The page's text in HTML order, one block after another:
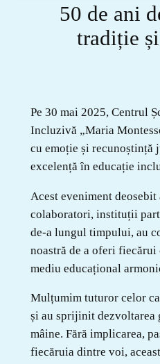
50 de ani
tradiție
Pe 30 mai 2025, Centrul
Incluzivă „Maria
cu emoție și recunoștință
excelență în educație
Acest eveniment
colaboratori, instituții
de-a lungul timpului, au
noastră de a oferi fiecărui
mediu educațional
Mulțumim tuturor celor
și au sprijinit dezvoltarea
mâine. Fără implicarea,
fiecăruia dintre voi,